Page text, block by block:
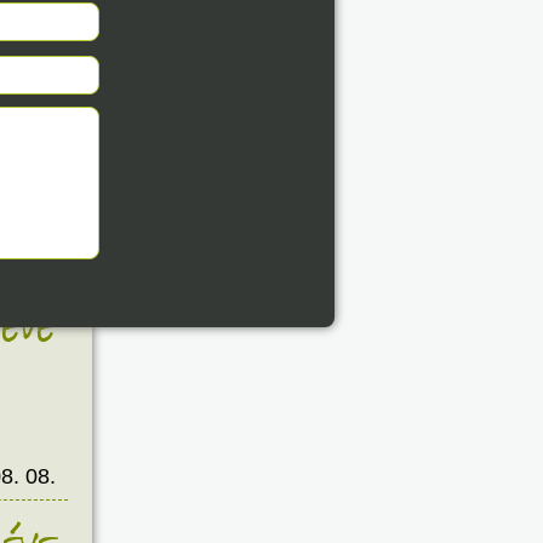
08.
08.
08.